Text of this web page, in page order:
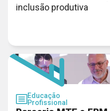
inclusão produtiva
Educação
Profissional